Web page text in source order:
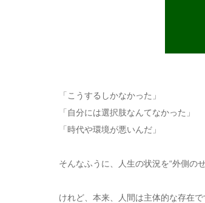
「こうするしかなかった」
「自分には選択肢なんてなかった」
「時代や環境が悪いんだ」
そんなふうに、人生の状況を“外側の
けれど、本来、人間は主体的な存在で